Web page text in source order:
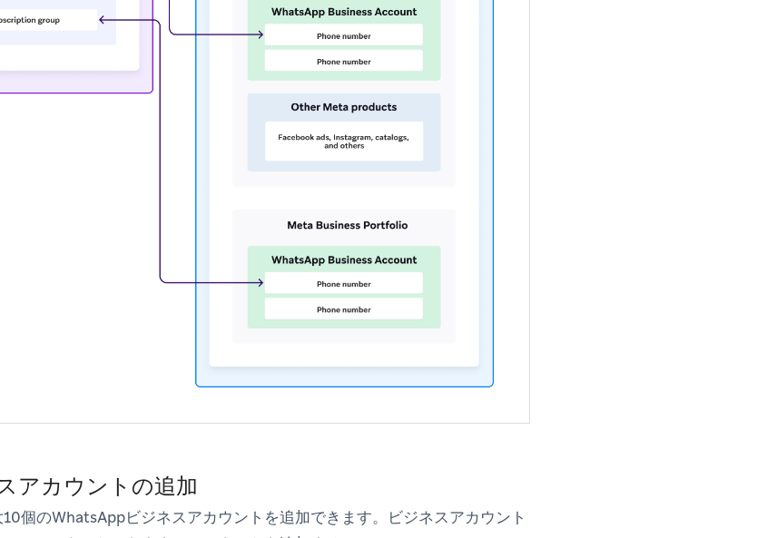
アカウントの追加
個のWhatsAppビジネスアカウントを追加できます。ビジネスアカウント